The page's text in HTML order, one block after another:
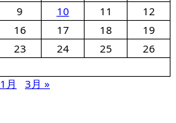
9 10 11
12
16 17 18
19
23 24 25
26
月
3月 »